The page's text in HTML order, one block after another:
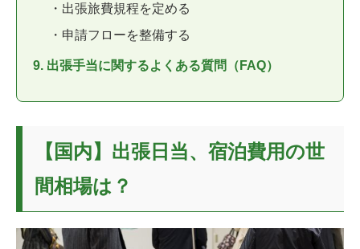
・出張旅費規程を定める
・申請フローを整備する
9. 出張手当に関するよくある質問（FAQ）
【国内】出張日当、宿泊費用の世
間相場は？